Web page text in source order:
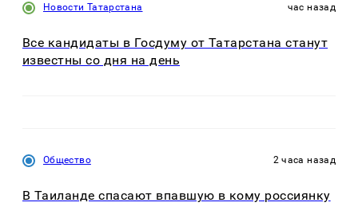
Новости Татарстана час назад
Все кандидаты в Госдуму от Татарстана станут
известны со дня на день
Общество 2 часа назад
В Таиланде спасают впавшую в кому россиянку